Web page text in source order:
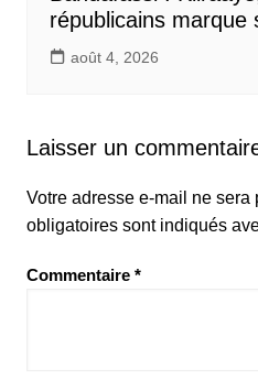
républicains marque
août 4, 2026
Laisser un
Votre adresse e-mail ne sera
obligatoires sont indiqués
Commentaire *